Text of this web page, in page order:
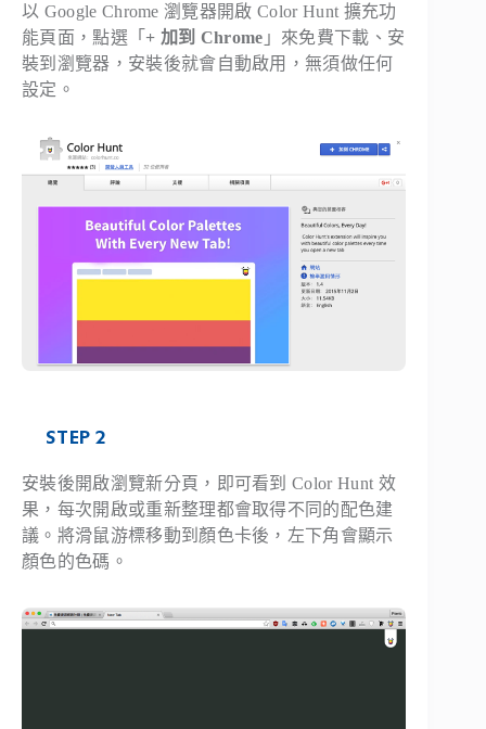
以 Google Chrome 瀏覽器開啟 Color Hunt 擴充功
能頁面，點選「 + 加到 Chrome 」來免費下載、安
裝到瀏覽器，安裝後就會自動啟用，無須做任何
設定。
STEP 2
安裝後開啟瀏覽新分頁，即可看到 Color Hunt 效
果，每次開啟或重新整理都會取得不同的配色建
議。將滑鼠游標移動到顏色卡後，左下角會顯示
顏色的色碼。